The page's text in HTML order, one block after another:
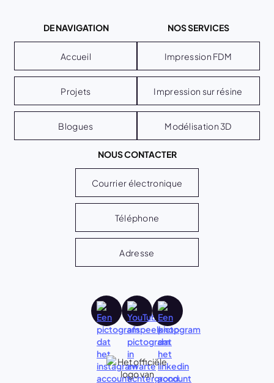
DE NAVIGATION
Accueil
Projets
Blogues
NOS SERVICES
Impression FDM
Impression sur résine
Modélisation 3D
NOUS CONTACTER
Courrier électronique
Téléphone
Adresse